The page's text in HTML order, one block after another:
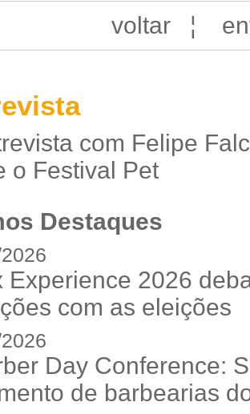
voltar¦
com Felipe
o Festival Pet
Destaques
Experience 2026
com as eleições
Day Conference:
de barbearias